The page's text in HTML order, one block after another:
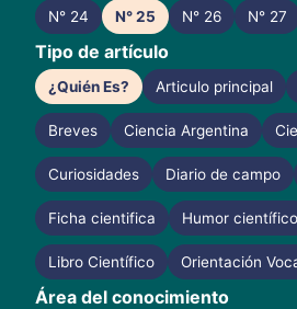
N° 24 N° 25 N° 26 N° 27
Tipo de artículo
¿Quién Es? Articulo principal
Breves Ciencia Argentina
Curiosidades Diario de campo
Ficha cientifica Humor científico
Libro Científico Orientación
Área del conocimiento